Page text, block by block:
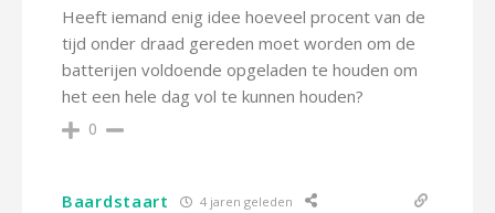
Heeft iemand enig idee hoeveel procent van de
tijd onder draad gereden moet worden om de
batterijen voldoende opgeladen te houden om
het een hele dag vol te kunnen houden?
0
Baardstaart 4 jaren geleden